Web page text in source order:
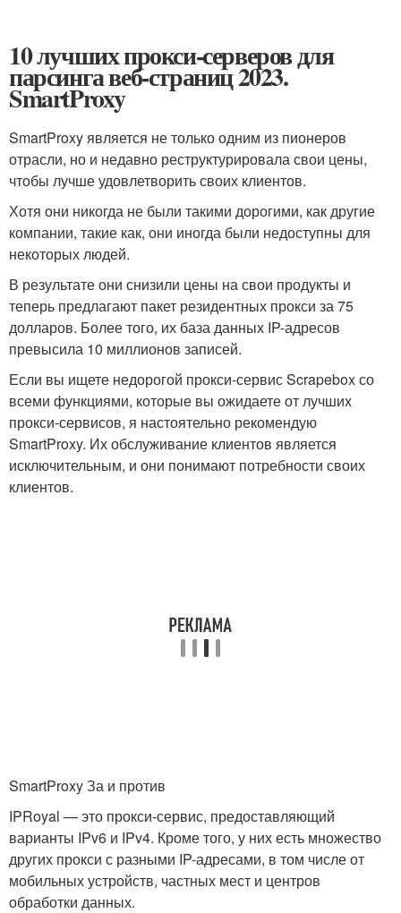
10 лучших прокси-серверов для
парсинга веб-страниц 2023.
SmartProxy
SmartProxy является не только одним из пионеров
отрасли, но и недавно реструктурировала свои цены,
чтобы лучше удовлетворить своих клиентов.
Хотя они никогда не были такими дорогими, как другие
компании, такие как, они иногда были недоступны для
некоторых людей.
В результате они снизили цены на свои продукты и
теперь предлагают пакет резидентных прокси за 75
долларов. Более того, их база данных IP-адресов
превысила 10 миллионов записей.
Если вы ищете недорогой прокси-сервис Scrapebox со
всеми функциями, которые вы ожидаете от лучших
прокси-сервисов, я настоятельно рекомендую
SmartProxy. Их обслуживание клиентов является
исключительным, и они понимают потребности своих
клиентов.
SmartProxy За и против
IPRoyal — это прокси-сервис, предоставляющий
варианты IPv6 и IPv4. Кроме того, у них есть множество
других прокси с разными IP-адресами, в том числе от
мобильных устройств, частных мест и центров
обработки данных.